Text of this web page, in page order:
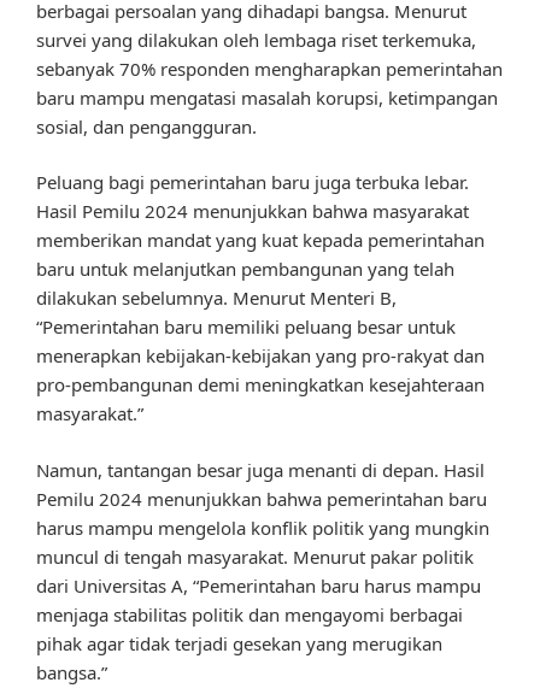
berbagai persoalan yang dihadapi bangsa. Menurut
survei yang dilakukan oleh lembaga riset terkemuka,
sebanyak 70% responden mengharapkan pemerintahan
baru mampu mengatasi masalah korupsi, ketimpangan
sosial, dan pengangguran.
Peluang bagi pemerintahan baru juga terbuka lebar.
Hasil Pemilu 2024 menunjukkan bahwa masyarakat
memberikan mandat yang kuat kepada pemerintahan
baru untuk melanjutkan pembangunan yang telah
dilakukan sebelumnya. Menurut Menteri B,
“Pemerintahan baru memiliki peluang besar untuk
menerapkan kebijakan-kebijakan yang pro-rakyat dan
pro-pembangunan demi meningkatkan kesejahteraan
masyarakat.”
Namun, tantangan besar juga menanti di depan. Hasil
Pemilu 2024 menunjukkan bahwa pemerintahan baru
harus mampu mengelola konflik politik yang mungkin
muncul di tengah masyarakat. Menurut pakar politik
dari Universitas A, “Pemerintahan baru harus mampu
menjaga stabilitas politik dan mengayomi berbagai
pihak agar tidak terjadi gesekan yang merugikan
bangsa.”